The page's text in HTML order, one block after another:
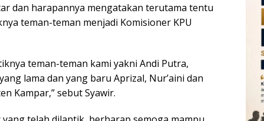
dan harapannya mengatakan terutama tentu
teman-teman menjadi Komisioner KPU
teman-teman kami yakni Andi Putra,
lama dan yang baru Aprizal, Nur’aini dan
Kampar,” sebut Syawir.